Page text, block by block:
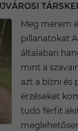
Meg merem
általaban
mint a
azt a bízni és
érzéseket
tudó férfit